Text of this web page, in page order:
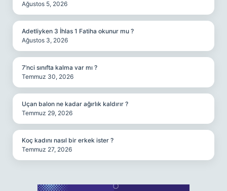
Ağustos 5, 2026
Adetliyken 3 İhlas 1 Fatiha okunur mu ?
Ağustos 3, 2026
7’nci sınıfta kalma var mı ?
Temmuz 30, 2026
Uçan balon ne kadar ağırlık kaldırır ?
Temmuz 29, 2026
Koç kadını nasıl bir erkek ister ?
Temmuz 27, 2026